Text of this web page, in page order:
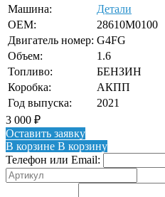
Машина:
Детали
OEM:
28610M0100
Двигатель номер: G4FG
Объем:
1.6
Топливо:
БЕНЗИН
Коробка:
АКПП
Год выпуска:
2021
3 000 ₽
Оставить заявку
В корзине В корзину
Телефон или Email: